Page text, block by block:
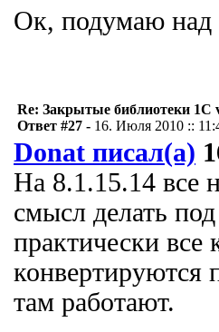
Ок, подумаю над
Re: Закрытые библиотеки 1С
Ответ #27 - 16. Июля 2010 ::
Donat писал(а)
На 8.1.15.14 все
смысл делать
практически
конвертируются
там работают.